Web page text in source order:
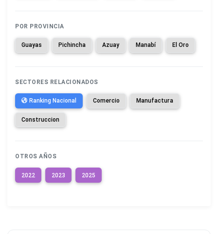
POR PROVINCIA
Guayas Pichincha Azuay Manabí El Oro
SECTORES RELACIONADOS
Ranking Nacional Comercio Manufactura
Construccion
OTROS AÑOS
2022 2023 2025